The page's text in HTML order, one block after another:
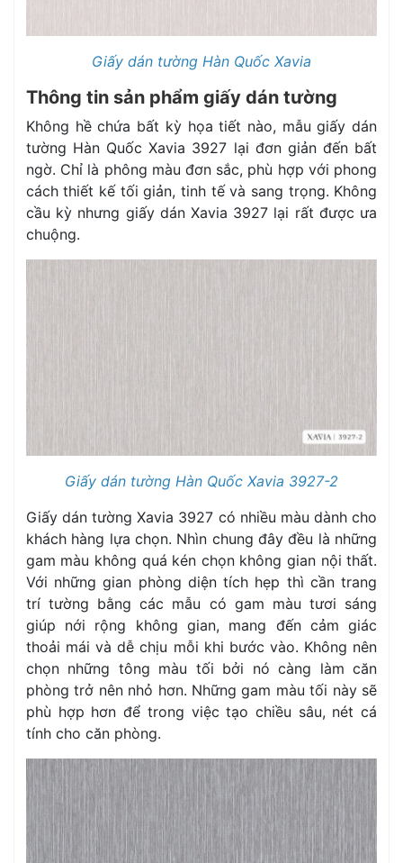
Giấy dán tường Hàn Quốc Xavia
Thông tin sản phẩm giấy dán tường
Không hề chứa bất kỳ họa tiết nào, mẫu giấy dán
tường Hàn Quốc Xavia 3927 lại đơn giản đến bất
ngờ. Chỉ là phông màu đơn sắc, phù hợp với phong
cách thiết kế tối giản, tinh tế và sang trọng. Không
cầu kỳ nhưng giấy dán Xavia 3927 lại rất được ưa
chuộng.
Giấy dán tường Hàn Quốc Xavia 3927-2
Giấy dán tường Xavia 3927 có nhiều màu dành cho
khách hàng lựa chọn. Nhìn chung đây đều là những
gam màu không quá kén chọn không gian nội thất.
Với những gian phòng diện tích hẹp thì cần trang
trí tường bằng các mẫu có gam màu tươi sáng
giúp nới rộng không gian, mang đến cảm giác
thoải mái và dễ chịu mỗi khi bước vào. Không nên
chọn những tông màu tối bởi nó càng làm căn
phòng trở nên nhỏ hơn. Những gam màu tối này sẽ
phù hợp hơn để trong việc tạo chiều sâu, nét cá
tính cho căn phòng.